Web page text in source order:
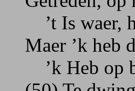
’t Is waer,
Maer ’k heb
’k Heb op